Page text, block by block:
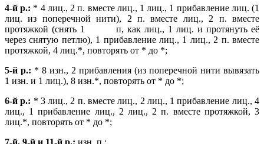
4-й р.: * 4 лиц., 2 п. вместе лиц., 1 лиц., 1 прибавление лиц. (1
лиц. из поперечной нити), 2 п. вместе лиц., 2 п. вместе
протяжкой (снять 1 п, как лиц., 1 лиц. и протянуть её
черезснятую петлю), 1 прибавление лиц., 1 лиц., 2 п. вместе
протяжкой, 4 лиц.*, повторять от * до *;
5-й р.: * 8 изн., 2 прибавления (из поперечной нити вывязать
1 изн. и 1 лиц.), 8 изн.*, повторять от * до *;
6-й р.: * 3 лиц., 2 п. вместе лиц., 2 лиц., 1 прибавление лиц.,4
лиц., 1 прибавление лиц., 2 лиц., 2 п. вместе протяжкой, 3
лиц.*, повторять от * до *;
7-й, 9-й и 11-й р.: изн. п.;